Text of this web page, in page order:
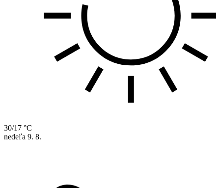
30/17 °C
nedeľa 9. 8.